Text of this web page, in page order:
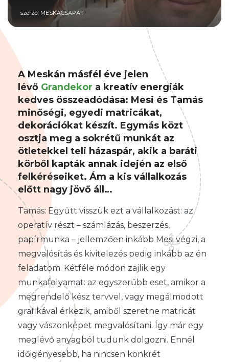
szerző: MESKACSAPAT
A Meskán másfél éve jelen
lévő Grandekor a kreatív energiák
kedves összeadódása: Mesi és Tamás
minőségi, egyedi matricákat,
dekorációkat készít. Egymás közt
osztja meg a sokrétű munkát az
ötletekkel teli házaspár, akik a baráti
körből kapták annak idején az első
felkéréseiket. Ám a kis vállalkozás
előtt nagy jövő áll…
Tamás: Együtt visszük ezt a vállalkozást: az
operatív részt – számlázás, beszerzés,
papírmunka – jellemzően inkább Mesi végzi, a
megvalósítás és kivitelezés pedig inkább az én
feladatom. Kétféle módon zajlik egy
munkafolyamat: az egyszerűbb eset, amikor a
megrendelő kész tervvel, vagy megálmodott
grafikával érkezik, amiből szeretne matricát
vagy vászonképet megvalósítani. Így már egy
meglévő anyagból tudunk dolgozni. Ennél
időigényesebb, ha nincsen konkrét